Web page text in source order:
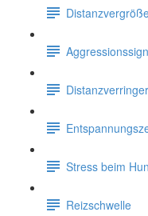
Stress beim
Reizschwelle